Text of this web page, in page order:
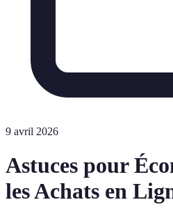
9 avril 2026
Astuces pour
les Achats en